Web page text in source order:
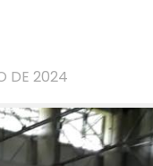
DE 2024